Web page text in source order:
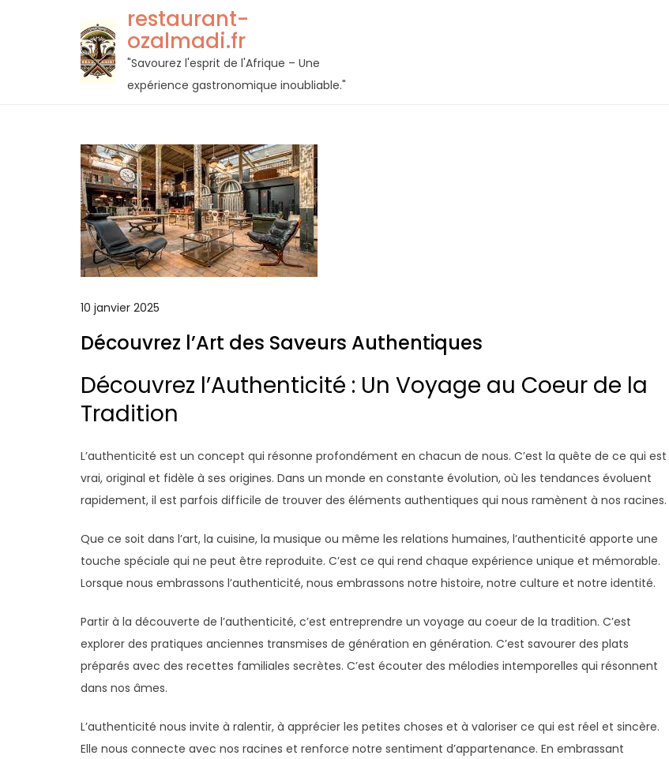
restaurant-
ozalmadi.fr
"Savourez l'esprit de l'Afrique – Une
expérience gastronomique inoubliable."
10 janvier 2025
Découvrez l’Art des Saveurs Authentiques
Découvrez l’Authenticité : Un Voyage au Coeur de la
Tradition
L’authenticité est un concept qui résonne profondément en chacun de nous. C’est la quête de ce qui est
vrai, original et fidèle à ses origines. Dans un monde en constante évolution, où les tendances évoluent
rapidement, il est parfois difficile de trouver des éléments authentiques qui nous ramènent à nos racines.
Que ce soit dans l’art, la cuisine, la musique ou même les relations humaines, l’authenticité apporte une
touche spéciale qui ne peut être reproduite. C’est ce qui rend chaque expérience unique et mémorable.
Lorsque nous embrassons l’authenticité, nous embrassons notre histoire, notre culture et notre identité.
Partir à la découverte de l’authenticité, c’est entreprendre un voyage au coeur de la tradition. C’est
explorer des pratiques anciennes transmises de génération en génération. C’est savourer des plats
préparés avec des recettes familiales secrètes. C’est écouter des mélodies intemporelles qui résonnent
dans nos âmes.
L’authenticité nous invite à ralentir, à apprécier les petites choses et à valoriser ce qui est réel et sincère.
Elle nous connecte avec nos racines et renforce notre sentiment d’appartenance. En embrassant